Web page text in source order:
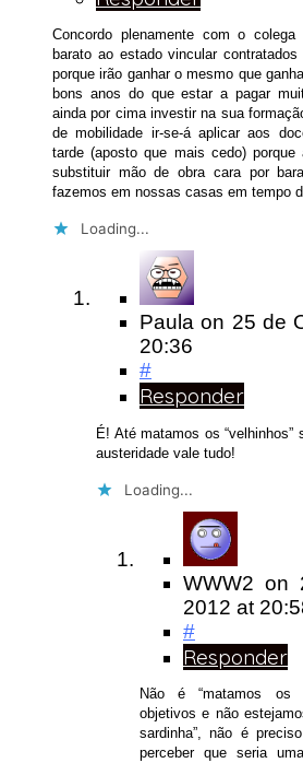
Concordo plenamente com o
barato ao estado vincular contratados
porque irão ganhar o mesmo que
bons anos do que estar a pagar
ainda por cima investir na sua
de mobilidade ir-se-á aplicar aos
tarde (aposto que mais cedo)
substituir mão de obra cara por
fazemos em nossas casas em tempo
Loading...
Paula on 25 de
20:36
#
Responder
É! Até matamos os
austeridade vale tudo!
Loading...
WWW2 on
2012 at
#
Responder
Não é “matamos os
objetivos e não
sardinha”, não é
perceber que seria